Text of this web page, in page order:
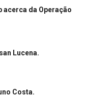
acerca da Operação
Lucena.
Costa.